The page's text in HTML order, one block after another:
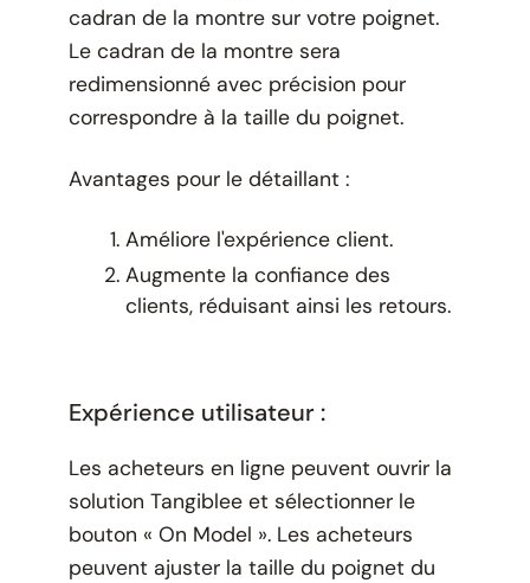
cadran de la montre sur votre poignet.
Le cadran de la montre sera
redimensionné avec précision pour
correspondre à la taille du poignet.
Avantages pour le détaillant :
Améliore l'expérience client.
Augmente la confiance des
clients, réduisant ainsi les retours.
Expérience utilisateur :
Les acheteurs en ligne peuvent ouvrir la
solution Tangiblee et sélectionner le
bouton « On Model ». Les acheteurs
peuvent ajuster la taille du poignet du